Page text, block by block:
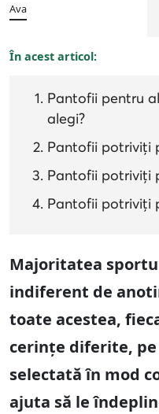
Ava
În acest articol:
Pantofii pentru
alegi?
Pantofii potriviți
Pantofii potriviți
Pantofii potriviți
Majoritatea
indiferent de
toate acestea,
cerințe diferite,
selectată în mod
ajuta să le